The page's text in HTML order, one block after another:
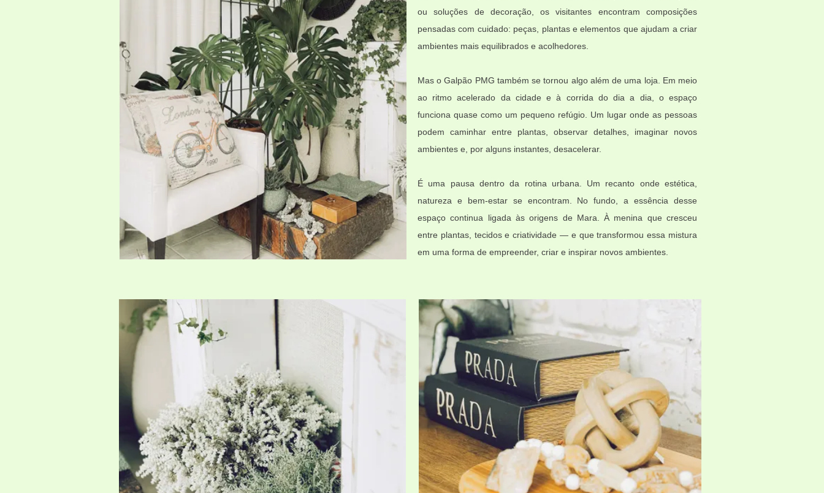
ou soluções de decoração, os visitantes encontram composições
pensadas com cuidado: peças, plantas e elementos que ajudam a criar
ambientes mais equilibrados e acolhedores.
Mas o Galpão PMG também se tornou algo além de uma loja. Em meio
ao ritmo acelerado da cidade e à corrida do dia a dia, o espaço
funciona quase como um pequeno refúgio. Um lugar onde as pessoas
podem caminhar entre plantas, observar detalhes, imaginar novos
ambientes e, por alguns instantes, desacelerar.
É uma pausa dentro da rotina urbana. Um recanto onde estética,
natureza e bem-estar se encontram. No fundo, a essência desse
espaço continua ligada às origens de Mara. À menina que cresceu
entre plantas, tecidos e criatividade — e que transformou essa mistura
em uma forma de empreender, criar e inspirar novos ambientes.